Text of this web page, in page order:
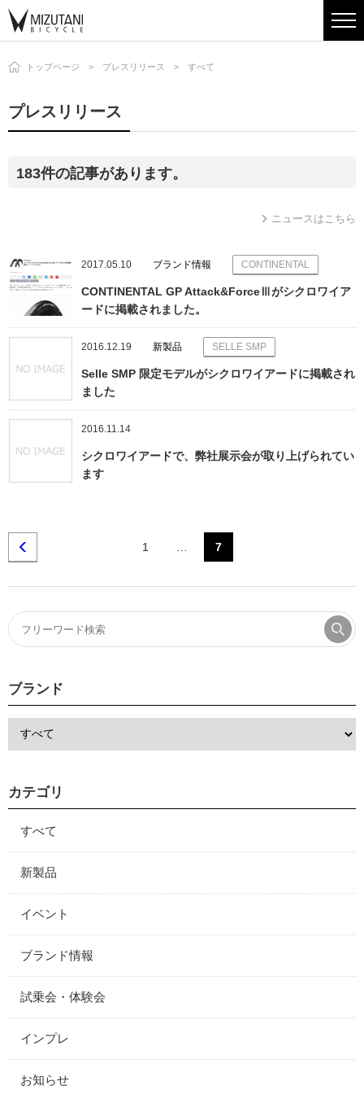
トップページ プレスリリース すべて
プレスリリース
183件の記事があります。
ニュースはこちら
2017.05.10 ブランド情報 CONTINENTAL
CONTINENTAL GP Attack&ForceⅢがシクロワイア
ードに掲載されました。
2016.12.19 新製品 SELLE SMP
Selle SMP 限定モデルがシクロワイアードに掲載され
ました
2016.11.14
シクロワイアードで、弊社展示会が取り上げられてい
ます
1 7
ブランド
カテゴリ
すべて
新製品
イベント
ブランド情報
試乗会・体験会
インプレ
お知らせ